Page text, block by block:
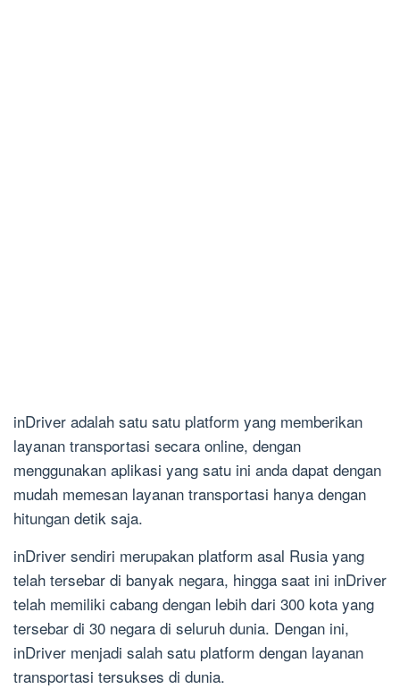
inDriver adalah satu satu platform yang memberikan
layanan transportasi secara online, dengan
menggunakan aplikasi yang satu ini anda dapat dengan
mudah memesan layanan transportasi hanya dengan
hitungan detik saja.
inDriver sendiri merupakan platform asal Rusia yang
telah tersebar di banyak negara, hingga saat ini inDriver
telah memiliki cabang dengan lebih dari 300 kota yang
tersebar di 30 negara di seluruh dunia. Dengan ini,
inDriver menjadi salah satu platform dengan layanan
transportasi tersukses di dunia.